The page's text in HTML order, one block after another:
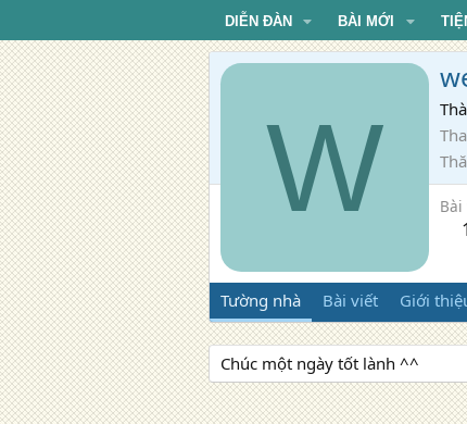
DIỄN ĐÀN BÀI MỚI
W 1
Tường nhà Bài viết Giới
Chúc một ngày tốt lành ^^